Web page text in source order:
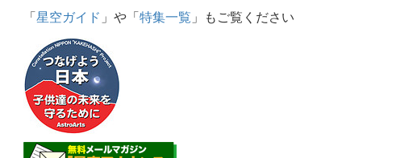
「星空ガイド 」や「特集一覧 」もご覧ください